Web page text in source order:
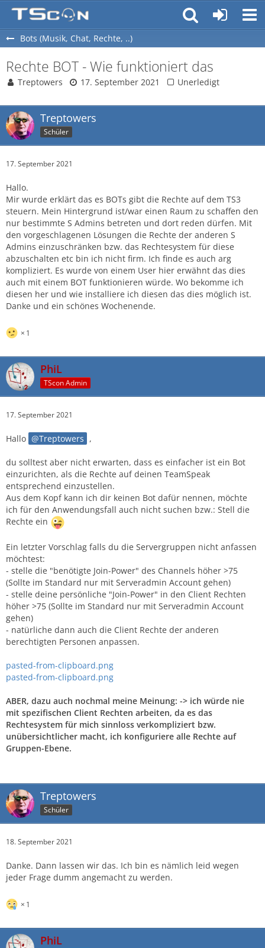
Bots (Musik, Chat, Rechte, ..)
Rechte BOT - Wie funktioniert das
Treptowers 17. September 2021 Unerledigt
Treptowers
Schüler
17. September 2021
Hallo.
Mir wurde erklärt das es BOTs gibt die Rechte auf dem TS3
steuern. Mein Hintergrund ist/war einen Raum zu schaffen den
nur bestimmte S Admins betreten und dort reden dürfen. Mit
den vorgeschlagenen Lösungen die Rechte der anderen S
Admins einzuschränken bzw. das Rechtesystem für diese
abzuschalten etc bin ich nicht firm. Ich finde es auch arg
kompliziert. Es wurde von einem User hier erwähnt das dies
auch mit einem BOT funktionieren würde. Wo bekomme ich
diesen her und wie installiere ich diesen das dies möglich ist.
Danke und ein schönes Wochenende.
1
PhiL
TScon Admin
17. September 2021
Hallo Treptowers ,
du solltest aber nicht erwarten, dass es einfacher ist ein Bot
einzurichten, als die Rechte auf deinen TeamSpeak
entsprechend einzustellen.
Aus dem Kopf kann ich dir keinen Bot dafür nennen, möchte
ich für den Anwendungsfall auch nicht suchen bzw.: Stell die
Rechte ein
Ein letzter Vorschlag falls du die Servergruppen nicht anfassen
möchtest:
- stelle die "benötigte Join-Power" des Channels höher >75
(Sollte im Standard nur mit Serveradmin Account gehen)
- stelle deine persönliche "Join-Power" in den Client Rechten
höher >75 (Sollte im Standard nur mit Serveradmin Account
gehen)
- natürliche dann auch die Client Rechte der anderen
berechtigten Personen anpassen.
pasted-from-clipboard.png
pasted-from-clipboard.png
ABER, dazu auch nochmal meine Meinung: -> ich würde nie
mit spezifischen Client Rechten arbeiten, da es das
Rechtesystem für mich sinnloss verkompliziert bzw.
unübersichtlicher macht, ich konfiguriere alle Rechte auf
Gruppen-Ebene.
Treptowers
Schüler
18. September 2021
Danke. Dann lassen wir das. Ich bin es nämlich leid wegen
jeder Frage dumm angemacht zu werden.
1
PhiL